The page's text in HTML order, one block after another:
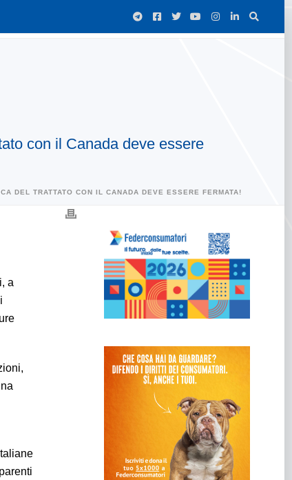
con il Canada deve essere
DEL TRATTATO CON IL CANADA DEVE ESSERE FERMATA!
a